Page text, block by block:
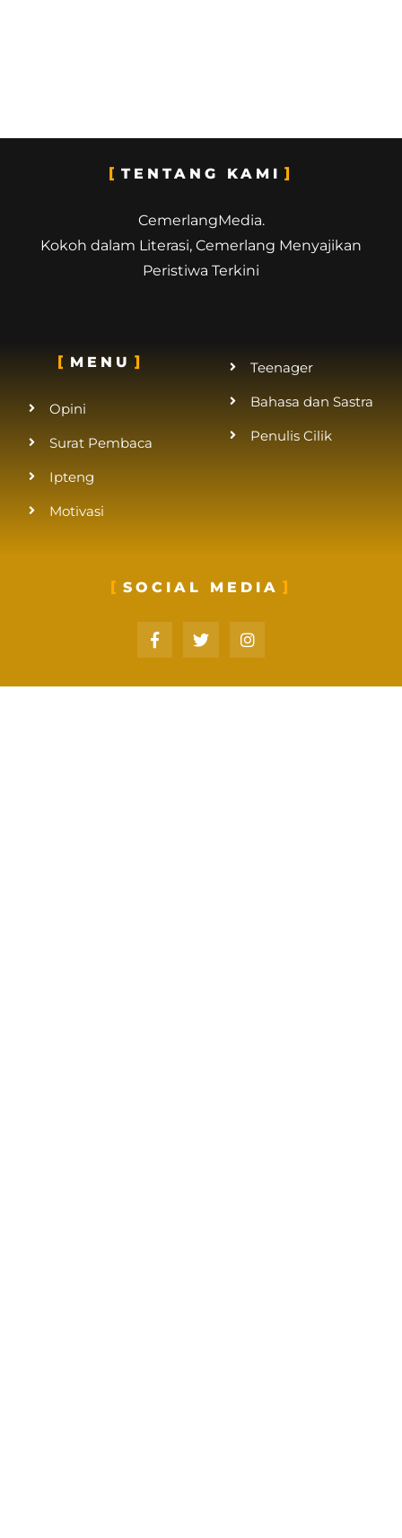
TENTANG KAMI
CemerlangMedia.
Kokoh dalam Literasi, Cemerlang Menyajikan
Peristiwa Terkini
MENU
Opini
Surat Pembaca
Ipteng
Motivasi
Teenager
Bahasa dan Sastra
Penulis Cilik
SOCIAL MEDIA